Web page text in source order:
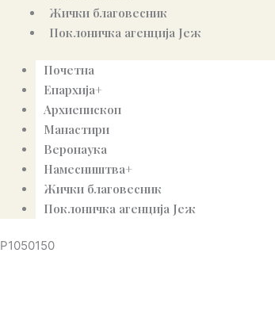
Жички благовесник
Поклоничка агенција Јеж
Почетна
Епархија+
Архиепископ
Манастири
Веронаука
Намесништва+
Жички благовесник
Поклоничка агенција Јеж
P1050150